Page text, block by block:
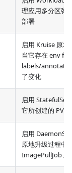
理应用多分区弹
部署
启用 Kruise 原地
当它存在 env
labels/
了变化
启用 StatefulSet
它所创建的 PVC
启用
原地升级过程中
ImagePullJob 来